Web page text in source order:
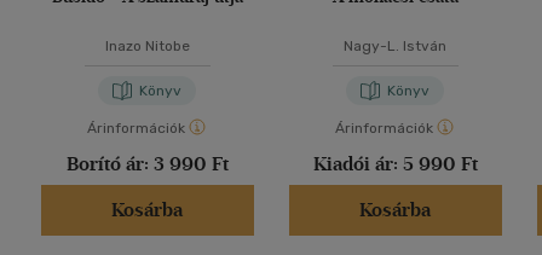
Inazo Nitobe
Könyv
Árinformációk
Borító ár: 3 990 Ft
Kosárba
Nagy-L. István
Könyv
Árinformációk
Kiadói ár: 5 990 Ft
Kosárba